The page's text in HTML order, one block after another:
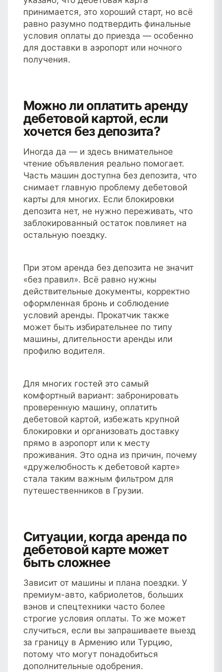
принимается, это хороший старт, но всё
равно разумно подтвердить финальные
условия оплаты до приезда — особенно
для доставки в аэропорт или ночного
получения.
Можно ли оплатить аренду
дебетовой картой, если
хочется без депозита?
Иногда да — и здесь внимательное
чтение объявления реально помогает.
Часть машин доступна без депозита, что
снимает главную проблему дебетовой
карты для многих. Если блокировки
депозита нет, не нужно переживать, что
заблокированный остаток повлияет на
остальную поездку.
При этом аренда без депозита не значит
«без правил». Всё равно нужны
действительные документы, корректно
оформленная бронь и соблюдение
условий аренды. Прокатчик также
может быть избирательнее по типу
машины, длительности аренды или
профилю водителя.
Для многих гостей это самый
комфортный вариант: забронировать
проверенную машину, оплатить
дебетовой картой, избежать крупной
блокировки и организовать доставку
прямо в аэропорт или к месту
проживания. Это одна из причин, почему
«дружелюбность к дебетовой карте»
стала таким важным фильтром для
путешественников в Грузии.
Ситуации, когда аренда по
дебетовой карте может
быть сложнее
Зависит от машины и плана поездки. У
премиум-авто, кабриолетов, больших
вэнов и спецтехники часто более
строгие условия оплаты. То же может
случиться, если вы запрашиваете выезд
за границу в Армению или Турцию,
потому что могут понадобиться
дополнительные одобрения.